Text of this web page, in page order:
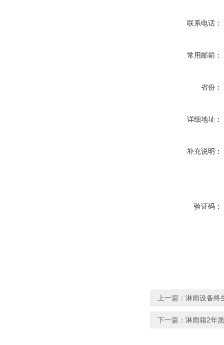
联系电话：
常用邮箱：
省份：
详细地址：
补充说明：
验证码：
上一篇： 淋雨设备终
下一篇： 淋雨箱2年